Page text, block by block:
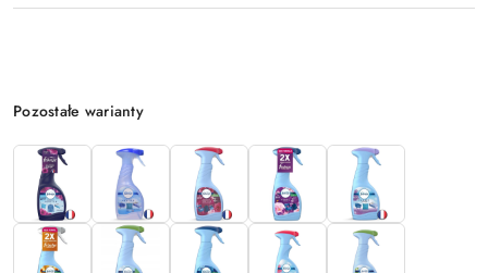
Wariant
Pozostałe warianty